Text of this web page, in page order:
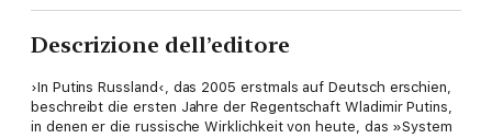
Descrizione dell’editore
›In Putins Russland‹, das 2005 erstmals auf Deutsch erschien,
beschreibt die ersten Jahre der Regentschaft Wladimir Putins,
in denen er die russische Wirklichkeit von heute, das »System